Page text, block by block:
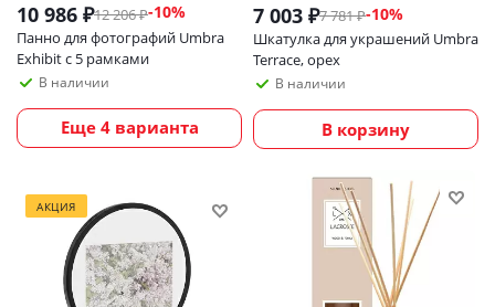
10 986 ₽12 206₽-10%
Панно для фотографий Umbra
Exhibit с 5 рамками
В наличии
Еще 4 варианта
7 003 ₽7 781₽-10%
Шкатулка для украшений Umbra
Terrace, орех
В наличии
В корзину
АКЦИЯ